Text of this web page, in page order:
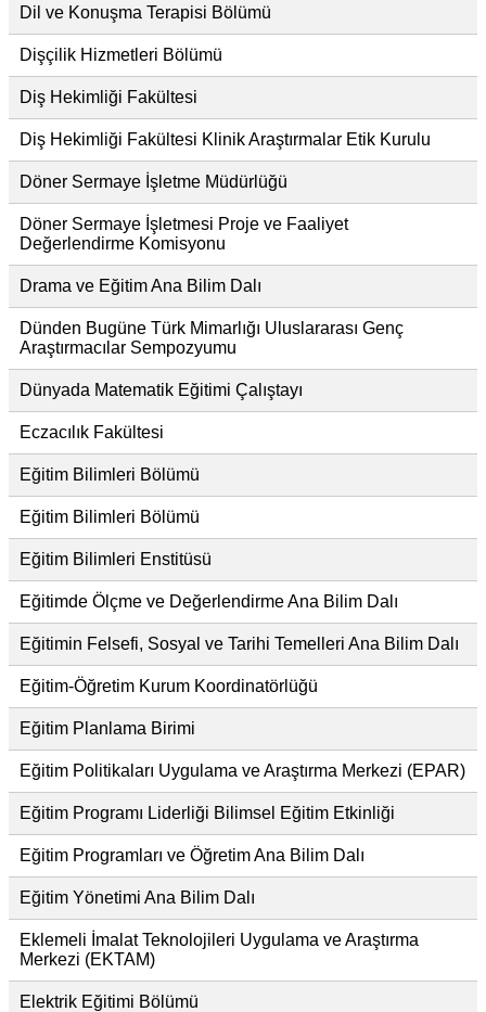
Dil ve Konuşma Terapisi Bölümü
Dişçilik Hizmetleri Bölümü
Diş Hekimliği Fakültesi
Diş Hekimliği Fakültesi Klinik Araştırmalar Etik Kurulu
Döner Sermaye İşletme Müdürlüğü
Döner Sermaye İşletmesi Proje ve Faaliyet
Değerlendirme Komisyonu
Drama ve Eğitim Ana Bilim Dalı
Dünden Bugüne Türk Mimarlığı Uluslararası Genç
Araştırmacılar Sempozyumu
Dünyada Matematik Eğitimi Çalıştayı
Eczacılık Fakültesi
Eğitim Bilimleri Bölümü
Eğitim Bilimleri Bölümü
Eğitim Bilimleri Enstitüsü
Eğitimde Ölçme ve Değerlendirme Ana Bilim Dalı
Eğitimin Felsefi, Sosyal ve Tarihi Temelleri Ana Bilim Dalı
Eğitim-Öğretim Kurum Koordinatörlüğü
Eğitim Planlama Birimi
Eğitim Politikaları Uygulama ve Araştırma Merkezi (EPAR)
Eğitim Programı Liderliği Bilimsel Eğitim Etkinliği
Eğitim Programları ve Öğretim Ana Bilim Dalı
Eğitim Yönetimi Ana Bilim Dalı
Eklemeli İmalat Teknolojileri Uygulama ve Araştırma
Merkezi (EKTAM)
Elektrik Eğitimi Bölümü